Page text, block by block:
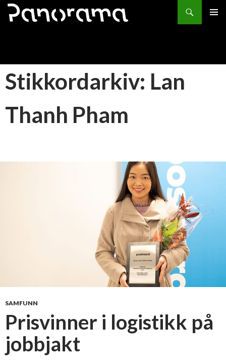
Søk
HOPP
Stikkordarkiv: Lan
Thanh Pham
SAMFUNN
Prisvinner i logistikk på
jobbjakt